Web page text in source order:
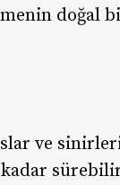
doğal
ve
kadar